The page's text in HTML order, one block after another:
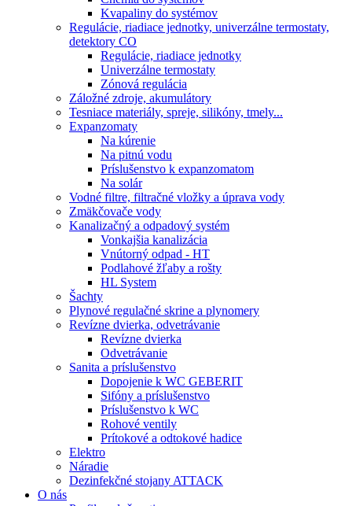
Kvapaliny do systémov
Regulácie, riadiace jednotky, univerzálne termostaty,
detektory CO
Regulácie, riadiace jednotky
Univerzálne termostaty
Zónová regulácia
Záložné zdroje, akumulátory
Tesniace materiály, spreje, silikóny, tmely...
Expanzomaty
Na kúrenie
Na pitnú vodu
Príslušenstvo k expanzomatom
Na solár
Vodné filtre, filtračné vložky a úprava vody
Zmäkčovače vody
Kanalizačný a odpadový systém
Vonkajšia kanalizácia
Vnútorný odpad - HT
Podlahové žľaby a rošty
HL System
Šachty
Plynové regulačné skrine a plynomery
Revízne dvierka, odvetrávanie
Revízne dvierka
Odvetrávanie
Sanita a príslušenstvo
Dopojenie k WC GEBERIT
Sifóny a príslušenstvo
Príslušenstvo k WC
Rohové ventily
Prítokové a odtokové hadice
Elektro
Náradie
Dezinfekčné stojany ATTACK
O nás